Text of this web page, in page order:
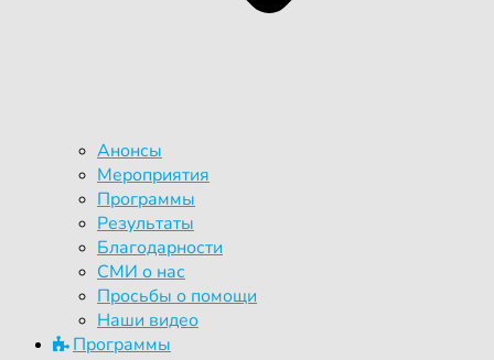
Анонсы
Мероприятия
Программы
Результаты
Благодарности
СМИ о нас
Просьбы о помощи
Наши видео
Программы